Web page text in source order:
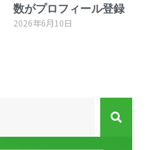
数がプロフィール登録
2026年6月10日